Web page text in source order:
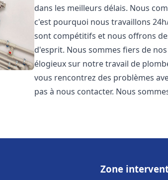
dans les meilleurs délais. Nous
c'est pourquoi nous travaillons
sont compétitifs et nous offrons
d'esprit. Nous sommes fiers de
élogieux sur notre travail de
vous rencontrez des problèmes
pas à nous contacter. Nous
Zone